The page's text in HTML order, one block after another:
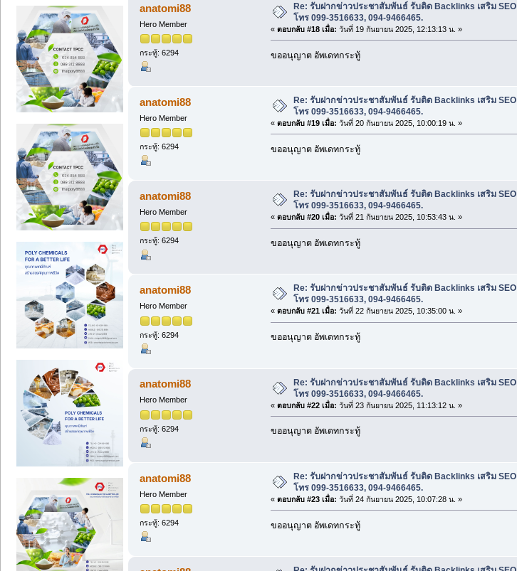
anatomi88
Hero Member
กระทู้: 6294
Re: รับฝากข่าวประชาสัมพันธ์ รับติด Backlinks เสริม SEO
โทร 099-3516633, 094-9466465.
« ตอบกลับ #18 เมื่อ: วันที่ 19 กันยายน 2025, 12:13:13 น. »
ขออนุญาต อัพเดทกระทู้
anatomi88
Hero Member
กระทู้: 6294
Re: รับฝากข่าวประชาสัมพันธ์ รับติด Backlinks เสริม SEO
โทร 099-3516633, 094-9466465.
« ตอบกลับ #19 เมื่อ: วันที่ 20 กันยายน 2025, 10:00:19 น. »
ขออนุญาต อัพเดทกระทู้
anatomi88
Hero Member
กระทู้: 6294
Re: รับฝากข่าวประชาสัมพันธ์ รับติด Backlinks เสริม SEO
โทร 099-3516633, 094-9466465.
« ตอบกลับ #20 เมื่อ: วันที่ 21 กันยายน 2025, 10:53:43 น. »
ขออนุญาต อัพเดทกระทู้
anatomi88
Hero Member
กระทู้: 6294
Re: รับฝากข่าวประชาสัมพันธ์ รับติด Backlinks เสริม SEO
โทร 099-3516633, 094-9466465.
« ตอบกลับ #21 เมื่อ: วันที่ 22 กันยายน 2025, 10:35:00 น. »
ขออนุญาต อัพเดทกระทู้
anatomi88
Hero Member
กระทู้: 6294
Re: รับฝากข่าวประชาสัมพันธ์ รับติด Backlinks เสริม SEO
โทร 099-3516633, 094-9466465.
« ตอบกลับ #22 เมื่อ: วันที่ 23 กันยายน 2025, 11:13:12 น. »
ขออนุญาต อัพเดทกระทู้
anatomi88
Hero Member
กระทู้: 6294
Re: รับฝากข่าวประชาสัมพันธ์ รับติด Backlinks เสริม SEO
โทร 099-3516633, 094-9466465.
« ตอบกลับ #23 เมื่อ: วันที่ 24 กันยายน 2025, 10:07:28 น. »
ขออนุญาต อัพเดทกระทู้